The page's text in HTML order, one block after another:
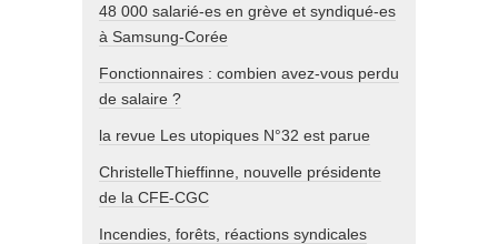
48 000 salarié-es en grève et syndiqué-es
à Samsung-Corée
Fonctionnaires : combien avez-vous perdu
de salaire ?
la revue Les utopiques N°32 est parue
ChristelleThieffinne, nouvelle présidente
de la CFE-CGC
Incendies, forêts, réactions syndicales